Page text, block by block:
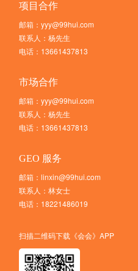
项目合作
邮箱：yyy@99hui.com
联系人：杨先生
电话：13661437813
市场合作
邮箱：yyy@99hui.com
联系人：杨先生
电话：13661437813
GEO 服务
邮箱：linxin@99hui.com
联系人：林女士
电话：18221486019
扫描二维码下载《会会》APP